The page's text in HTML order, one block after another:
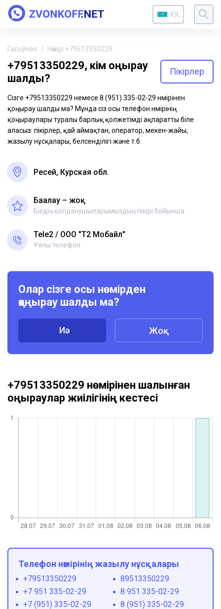
KK
Галоўная Нөмірі +79513350229
+79513350229, кім қоңырау
шалды?
Пікірлер
Сізге +79513350229 немесе 8 (951) 335-02-29 нөмірінен
қоңырау шалды ма? Мұнда сіз осы телефон нөмірінің
қоңыраулары туралы барлық қолжетімді ақпаратты біле
аласыз: пікірлер, қай аймақтан, оператор, мекен-жайы,
жазылу нұсқалары, белсенділігі және т.б.
Ресей, Курская обл.
Бағалау – жоқ
Біздің қолданушыларымыздың пікірі бойынша
Tele2 ООО "Т2 Мобайл"
Ұялы телефон
Олар сізге осы нөмірден
қоңырау шалды ма?
Иә Жоқ
+79513350229 нөмірінен шалынған
қоңыраулар жиілігінің кестесі
Телефон нөмірінің жазылу нұсқалары
+79513350229
89513350229
+7 951 335-02-29
8 951 335-02-29
+7 (951) 335-02-29
8 (951) 335-02-29